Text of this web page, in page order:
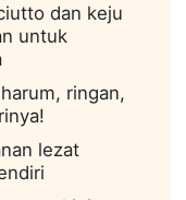
dan keju
untuk
ringan,
lezat